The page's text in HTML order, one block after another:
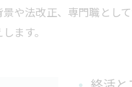
や法改正、専門職とし
ます。